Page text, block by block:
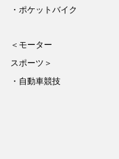
・ポケットバイク
＜モーター
スポーツ＞
・自動車競技